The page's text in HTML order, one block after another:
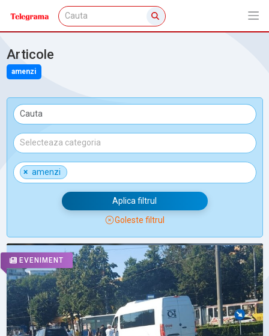
Articole
amenzi
× amenzi
Aplica filtrul
Goleste filtrul
EVENIMENT